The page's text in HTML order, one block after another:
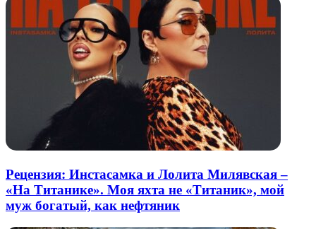
Рецензия: Инстасамка и Лолита Милявская –
«На Титанике». Моя яхта не «Титаник», мой
муж богатый, как нефтяник